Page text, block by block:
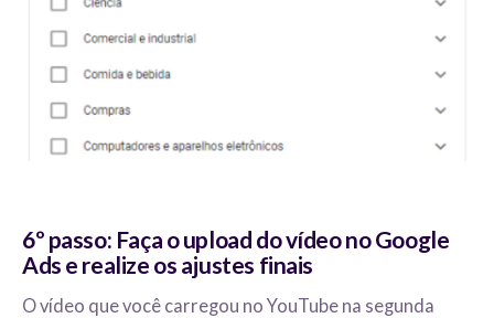
6º passo: Faça o upload do vídeo no Google
Ads e realize os ajustes finais
O vídeo que você carregou no YouTube na segunda